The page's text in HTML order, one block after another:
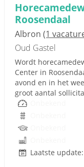
Roosendaal
Albron (1
Oud Gastel
Wordt
Center in
avond en in het
groot aantal
Laatste